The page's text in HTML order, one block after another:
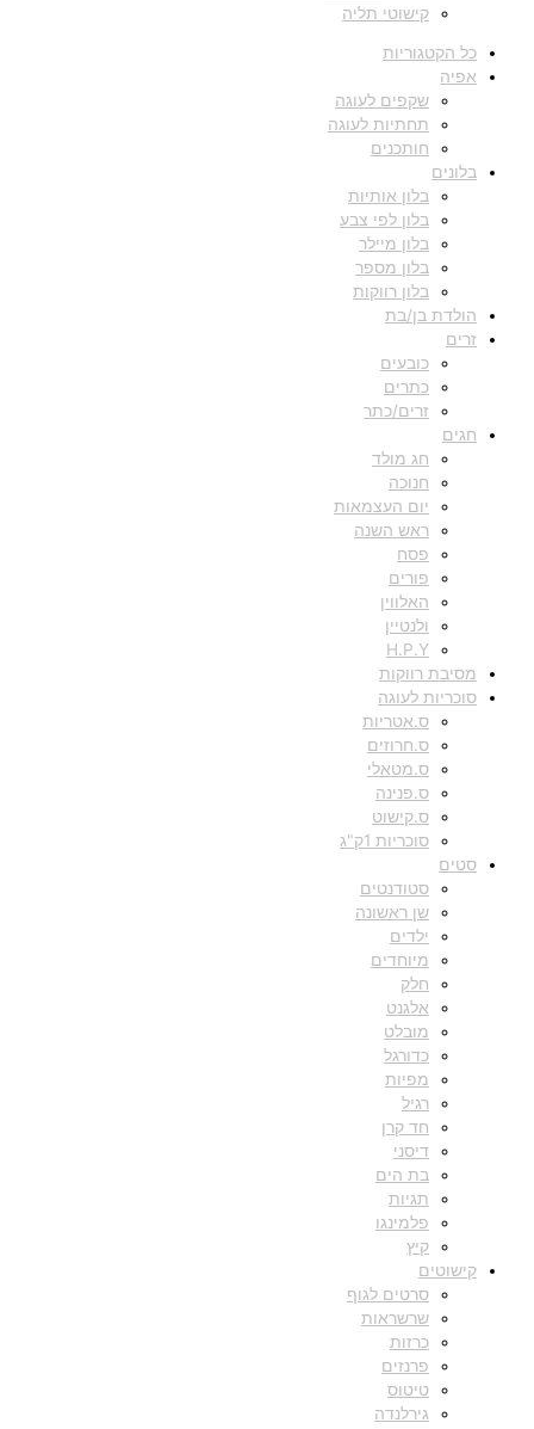
קישוטי תליה
כל הקטגוריות
אפיה
שקפים לעוגה
תחתיות לעוגה
חותכנים
בלונים
בלון אותיות
בלון לפי צבע
בלון מיילר
בלון מספר
בלון רווקות
הולדת בן/בת
זרים
כובעים
כתרים
זרים/כתר
חגים
חג מולד
חנוכה
יום העצמאות
ראש השנה
פסח
פורים
האלווין
ולנטיין
H.P.Y
מסיבת רווקות
סוכריות לעוגה
ס.אטריות
ס.חרוזים
ס.מטאלי
ס.פנינה
ס.קישוט
סוכריות 1ק"ג
סטים
סטודנטים
שן ראשונה
ילדים
מיוחדים
חלק
אלגנט
מובלט
כדורגל
מפיות
רגיל
חד קרן
דיסני
בת הים
תגיות
פלמינגו
קיץ
קישוטים
סרטים לגוף
שרשראות
כרזות
פרנזים
טיטוס
גירלנדה